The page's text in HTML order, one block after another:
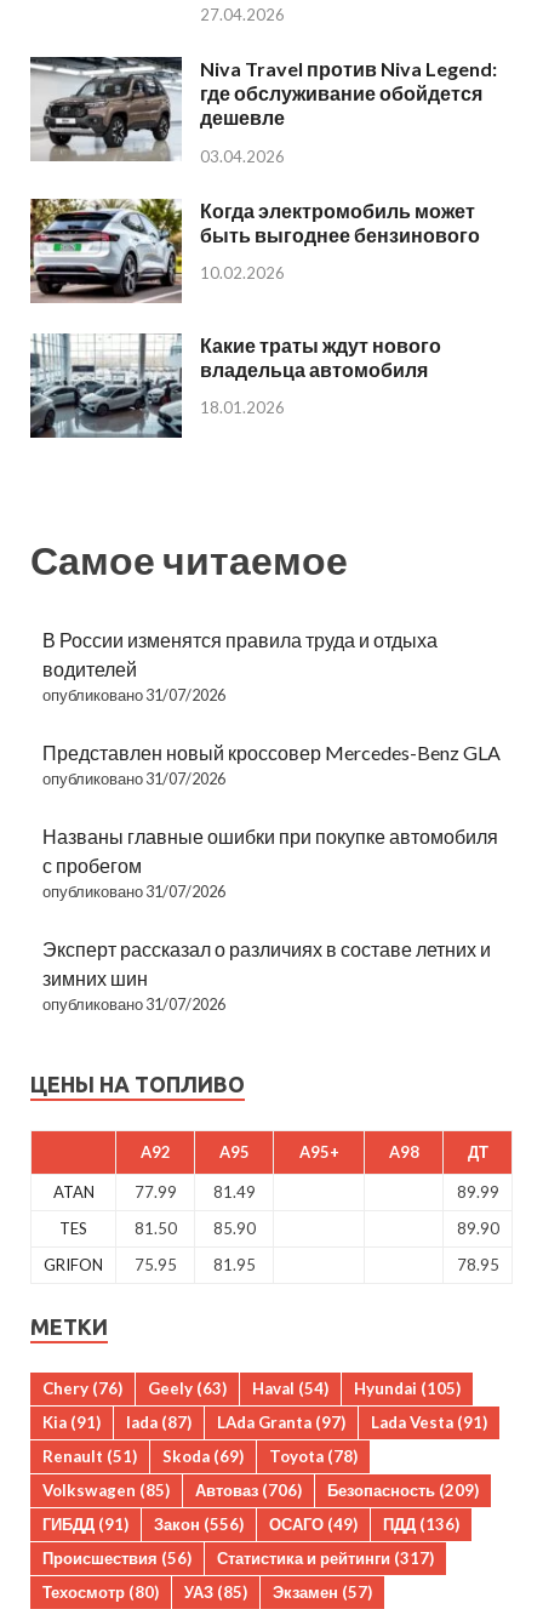
27.04.2026
Niva Travel против Niva Legend:
где обслуживание обойдется
дешевле
03.04.2026
Когда электромобиль может
быть выгоднее бензинового
10.02.2026
Какие траты ждут нового
владельца автомобиля
18.01.2026
Самое читаемое
В России изменятся правила труда и отдыха
водителей
опубликовано 31/07/2026
Представлен новый кроссовер Mercedes-Benz GLA
опубликовано 31/07/2026
Названы главные ошибки при покупке автомобиля
с пробегом
опубликовано 31/07/2026
Эксперт рассказал о различиях в составе летних и
зимних шин
опубликовано 31/07/2026
ЦЕНЫ НА ТОПЛИВО
A92 A95 A95+ A98 ДТ
ATAN 77.99 81.49
89.99
TES
81.50 85.90
89.90
GRIFON
75.95 81.95 78.95
МЕТКИ
Chery (76) Geely (63) Haval (54) Hyundai (105)
Kia (91) lada (87) LAda Granta (97) Lada Vesta (91)
Renault (51) Skoda (69) Toyota (78)
Volkswagen (85) Автоваз (706) Безопасность (209)
ГИБДД (91) Закон (556) ОСАГО (49) ПДД (136)
Происшествия (56) Статистика и рейтинги (317)
Техосмотр (80) УАЗ (85) Экзамен (57)